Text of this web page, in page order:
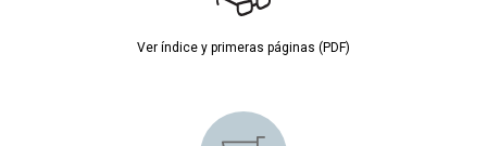
Ver índice y primeras páginas (PDF)